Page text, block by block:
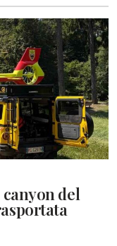
del